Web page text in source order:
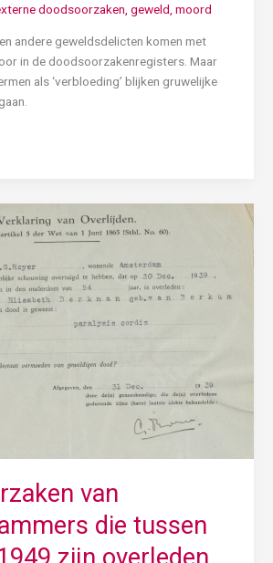
doodsoorzaken geweld moord
andere geweldsdelicten komen met
in de doodsoorzakenregisters. Maar
als ‘verbloeding’ blijken gruwelijke
van
die tussen
zijn overleden